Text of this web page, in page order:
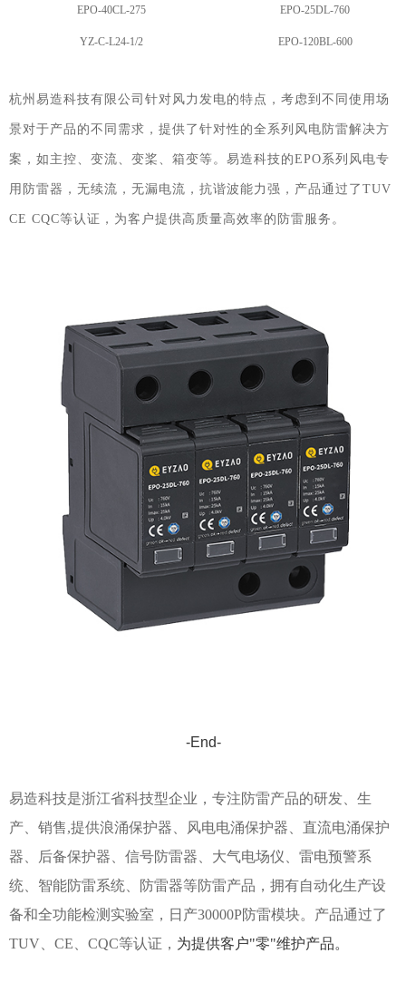
EPO-40CL-275
YZ-C-L24-1/2
EPO-25DL-760
EPO-120BL-600
杭州易造科技有限公司针对风力发电的特点，考虑到不同使用场
景对于产品的不同需求，提供了针对性的全系列风电防雷解决方
案，如主控、变流、变桨、箱变等。易造科技的EPO系列风电专
用防雷器，无续流，无漏电流，抗谐波能力强，产品通过了TUV
CE CQC等认证，为客户提供高质量高效率的防雷服务。
-End-
易造科技是浙江省科技型企业，专注防雷产品的研发、生
产、销售,提供浪涌保护器 风电电涌保护器
直流电涌保护
器
后备保护器 信号防雷器 ⼤⽓电场仪
雷电预警系
统
智能防雷系统 防雷器等防雷产品，拥有自动化生产设
备和全功能检测实验室，日产30000P防雷模块。产品通过了
TUV、CE、CQC等认证， 为提供客户"零"维护产品。